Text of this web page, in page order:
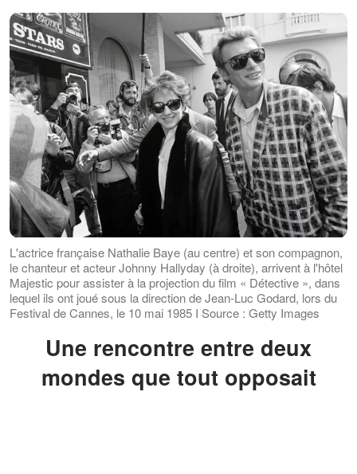
L'actrice française Nathalie Baye (au centre) et son compagnon,
le chanteur et acteur Johnny Hallyday (à droite), arrivent à l'hôtel
Majestic pour assister à la projection du film « Détective », dans
lequel ils ont joué sous la direction de Jean-Luc Godard, lors du
Festival de Cannes, le 10 mai 1985 I Source : Getty Images
Une rencontre entre deux
mondes que tout opposait